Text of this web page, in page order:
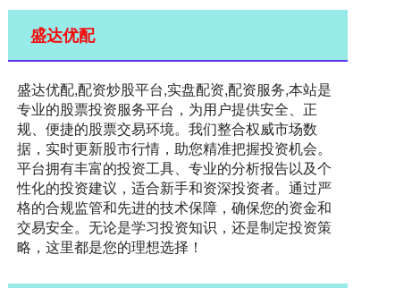
盛达优配
盛达优配,配资炒股平台,实盘配资,配资服务,本站是
专业的股票投资服务平台，为用户提供安全、正
规、便捷的股票交易环境。我们整合权威市场数
据，实时更新股市行情，助您精准把握投资机会。
平台拥有丰富的投资工具、专业的分析报告以及个
性化的投资建议，适合新手和资深投资者。通过严
格的合规监管和先进的技术保障，确保您的资金和
交易安全。无论是学习投资知识，还是制定投资策
略，这里都是您的理想选择！